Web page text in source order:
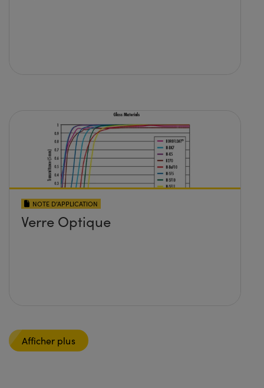
NOTE D’APPLICATION
Verre Optique
Afficher plus